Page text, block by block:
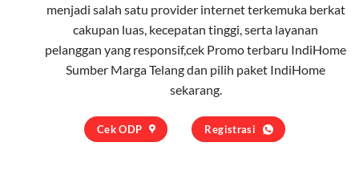
menjadi salah satu provider internet terkemuka berkat
cakupan luas, kecepatan tinggi, serta layanan
pelanggan yang responsif,cek Promo terbaru IndiHome
Sumber Marga Telang dan pilih paket IndiHome
sekarang.
Cek ODP Registrasi